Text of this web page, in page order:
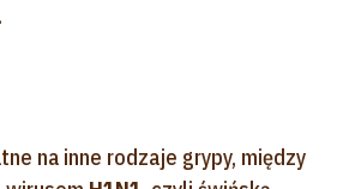
.
na inne rodzaje grypy, między